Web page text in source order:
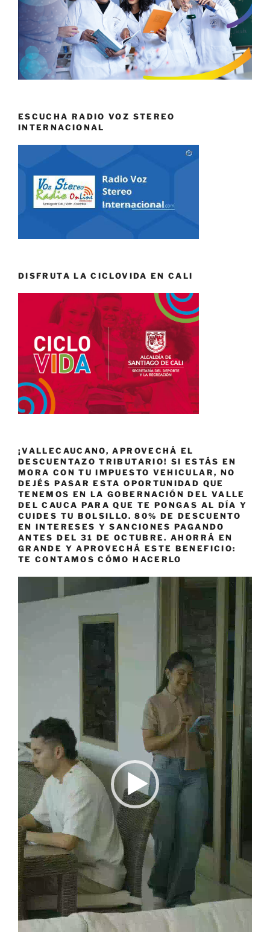
ESCUCHA RADIO VOZ STEREO
INTERNACIONAL
DISFRUTA LA CICLOVIDA EN CALI
¡VALLECAUCANO, APROVECHÁ EL
DESCUENTAZO TRIBUTARIO! SI ESTÁS EN
MORA CON TU IMPUESTO VEHICULAR, NO
DEJÉS PASAR ESTA OPORTUNIDAD QUE
TENEMOS EN LA GOBERNACIÓN DEL VALLE
DEL CAUCA PARA QUE TE PONGAS AL DÍA Y
CUIDES TU BOLSILLO. 80% DE DESCUENTO
EN INTERESES Y SANCIONES PAGANDO
ANTES DEL 31 DE OCTUBRE. AHORRÁ EN
GRANDE Y APROVECHÁ ESTE BENEFICIO:
TE CONTAMOS CÓMO HACERLO